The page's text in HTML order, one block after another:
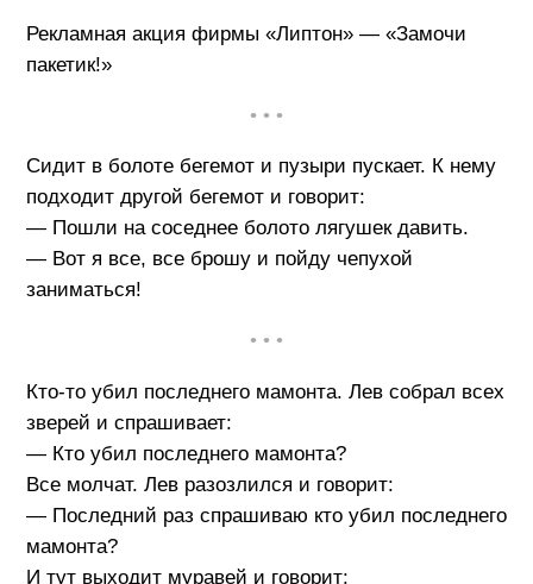
Рекламная акция фирмы «Липтон» — «Замочи
пакетик!»
• • •
Сидит в болоте бегемот и пузыри пускает. К нему
подходит другой бегемот и говорит:
— Пошли на соседнее болото лягушек давить.
— Вот я все, все брошу и пойду чепухой
заниматься!
• • •
Кто-то убил последнего мамонта. Лев собрал всех
зверей и спрашивает:
— Кто убил последнего мамонта?
Все молчат. Лев разозлился и говорит:
— Последний раз спрашиваю кто убил последнего
мамонта?
И тут выходит муравей и говорит: